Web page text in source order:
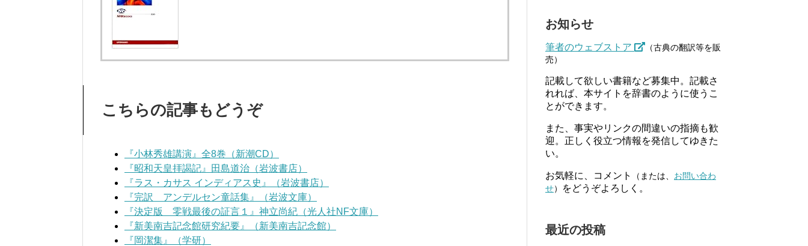
こちらの記事もどうぞ
『小林秀雄講演』全8巻（新潮CD）
『昭和天皇拝謁記』田島道治（岩波書店）
『ラス・カサス インディアス史』（岩波書店）
『完訳 アンデルセン童話集』（岩波文庫）
『決定版 零戦最後の証言１』神立尚紀（光人社NF文庫）
『新美南吉記念館研究紀要』（新美南吉記念館）
『岡潔集』（学研）
お知らせ
筆者のウェブストア
（古典の翻訳等を販
売）
記載して欲しい書籍など募集中。記載さ
れれば、本サイトを辞書のように使うこ
とができます。
また、事実やリンクの間違いの指摘も歓
迎。正しく役立つ情報を発信してゆきた
い。
お気軽に、コメント （または、 お問い合わ
せ） をどうぞよろしく。
最近の投稿